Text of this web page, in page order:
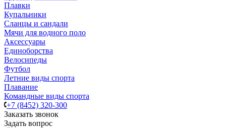
Плавки
Купальники
Сланцы и сандали
Мячи для водного поло
Аксессуары
Единоборства
Велосипеды
Футбол
Летние виды спорта
Плавание
Командные виды спорта
+7 (8452) 320-300
Заказать звонок
Задать вопрос